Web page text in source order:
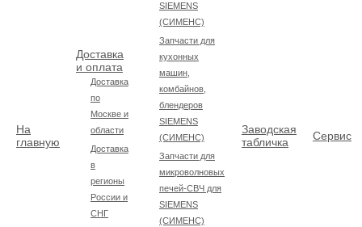
На
главную
Доставка
и оплата
Доставка
по
Москве и
области
Доставка
в
регионы
России и
СНГ
SIEMENS
(СИМЕНС)
Запчасти для
кухонных
машин,
комбайнов,
блендеров
SIEMENS
(СИМЕНС)
Запчасти для
микроволновых
печей-СВЧ для
SIEMENS
(СИМЕНС)
Заводская
табличка
Сервис